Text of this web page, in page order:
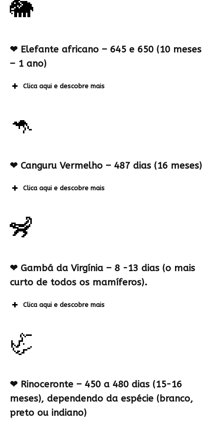
🐘
❤ Elefante africano – 645 e 650 (10 meses
– 1 ano)
Clica aqui e descobre mais
🦘
❤ Canguru Vermelho – 487 dias (16 meses)
Clica aqui e descobre mais
🦨
❤ Gambá da Virgínia – 8 -13 dias (o mais
curto de todos os mamíferos).
Clica aqui e descobre mais
🦏
❤ Rinoceronte – 450 a 480 dias (15-16
meses), dependendo da espécie (branco,
preto ou indiano)